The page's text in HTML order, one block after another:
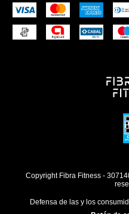
Copyright Fibra Fitness -
Defensa de las y los